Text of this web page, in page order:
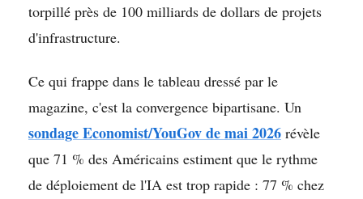
torpillé près de 100 milliards de dollars de projets
d'infrastructure.
Ce qui frappe dans le tableau dressé par le
magazine, c'est la convergence bipartisane. Un
sondage Economist/YouGov de mai 2026 révèle
que 71 % des Américains estiment que le rythme
de déploiement de l'IA est trop rapide : 77 % chez